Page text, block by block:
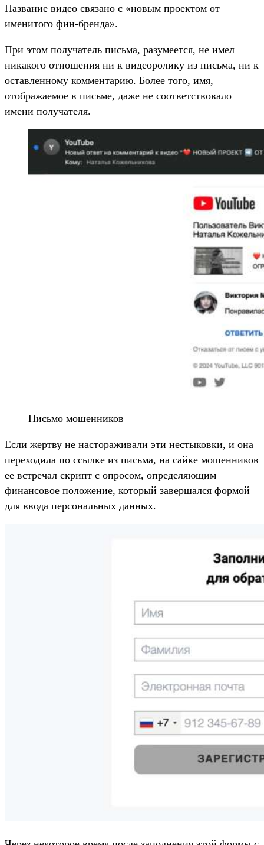
Название видео связано с «новым проектом от
именитого фин-бренда».
При этом получатель письма, разумеется, не имел
никакого отношения ни к видеоролику из письма, ни к
оставленному комментарию. Более того, имя,
отображаемое в письме, даже не соответствовало
имени получателя.
Письмо мошенников
Если жертву не настораживали эти нестыковки, и она
переходила по ссылке из письма, на сайке мошенников
ее встречал скрипт с опросом, определяющим
финансовое положение, который завершался формой
для ввода персональных данных.